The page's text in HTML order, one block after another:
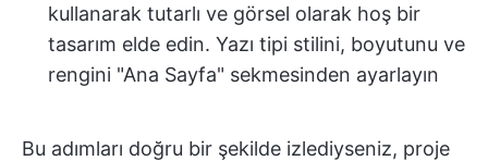
kullanarak tutarlı ve görsel olarak hoş bir
tasarım elde edin. Yazı tipi stilini, boyutunu ve
rengini "Ana Sayfa" sekmesinden ayarlayın
Bu adımları doğru bir şekilde izlediyseniz, proje